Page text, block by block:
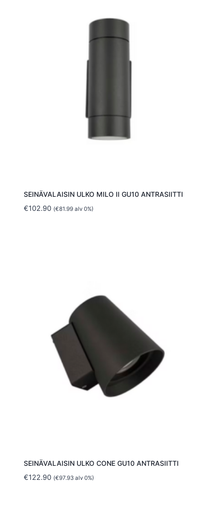
SEINÄVALAISIN ULKO MILO II GU10 ANTRASIITTI
€102.90 (€81.99alv 0%)
SEINÄVALAISIN ULKO CONE GU10 ANTRASIITTI
€122.90 (€97.93alv 0%)